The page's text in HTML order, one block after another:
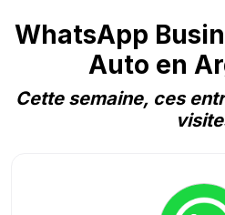
WhatsApp
Auto en
Cette semaine, ces